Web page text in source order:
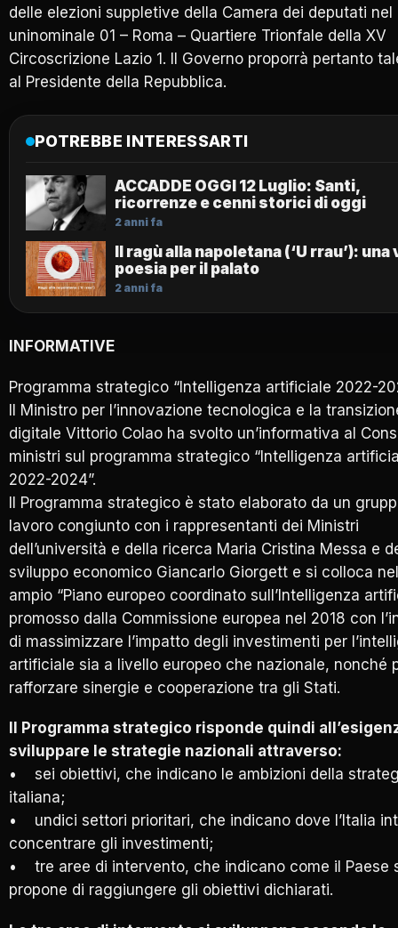
delle elezioni suppletive della Camera dei deputati
uninominale 01 – Roma – Quartiere Trionfale della XV
Circoscrizione Lazio 1. Il Governo proporrà pertanto
al Presidente della Repubblica.
POTREBBE INTERESSARTI
ACCADDE OGGI 12 Luglio: Santi,
ricorrenze e cenni storici di oggi
2 anni fa
Il ragù alla napoletana (‘U rrau’): una
poesia per il palato
2 anni fa
INFORMATIVE
Programma strategico “Intelligenza artificiale 2022-
Il Ministro per l’innovazione tecnologica e la
digitale Vittorio Colao ha svolto un’informativa al
ministri sul programma strategico “Intelligenza
2022-2024”.
Il Programma strategico è stato elaborato da un
lavoro congiunto con i rappresentanti dei Ministri
dell’università e della ricerca Maria Cristina Messa e
sviluppo economico Giancarlo Giorgett e si colloca
ampio “Piano europeo coordinato sull’Intelligenza
promosso dalla Commissione europea nel 2018 con
di massimizzare l’impatto degli investimenti per
artificiale sia a livello europeo che nazionale, nonché
rafforzare sinergie e cooperazione tra gli Stati.
Il Programma strategico risponde quindi
sviluppare le strategie nazionali attraverso:
• sei obiettivi, che indicano le ambizioni della
italiana;
• undici settori prioritari, che indicano dove l’Italia
concentrare gli investimenti;
• tre aree di intervento, che indicano come il Paese
propone di raggiungere gli obiettivi dichiarati.